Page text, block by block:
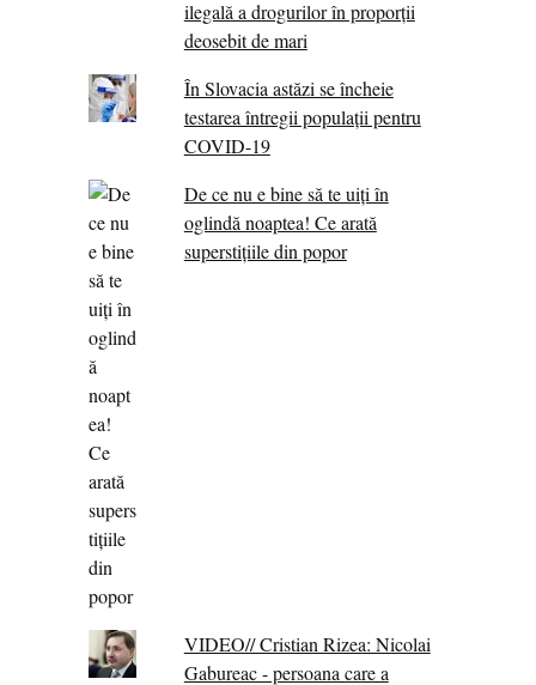
ilegală a drogurilor în proporții
deosebit de mari
În Slovacia astăzi se încheie
testarea întregii populații pentru
COVID-19
De ce nu e bine să te uiți în
oglindă noaptea! Ce arată
superstițiile din popor
VIDEO// Cristian Rizea: Nicolai
Gabureac - persoana care a